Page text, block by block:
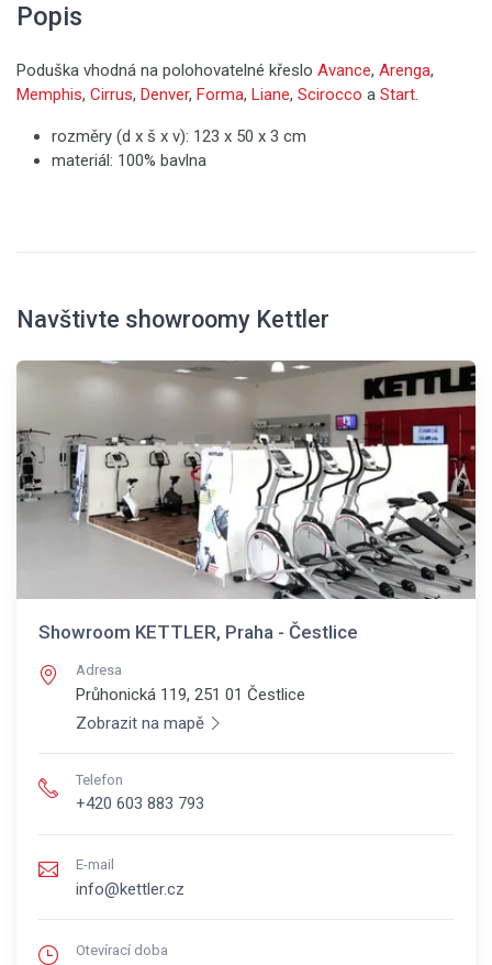
Popis
Poduška vhodná na polohovatelné křeslo Avance, Arenga,
Memphis, Cirrus, Denver, Forma, Liane, Scirocco a Start.
rozměry (d x š x v): 123 x 50 x 3 cm
materiál: 100% bavlna
Navštivte showroomy Kettler
Showroom KETTLER, Praha - Čestlice
Adresa
Průhonická 119, 251 01 Čestlice
Zobrazit na mapě
Telefon
+420 603 883 793
E-mail
info@kettler.cz
Otevírací doba